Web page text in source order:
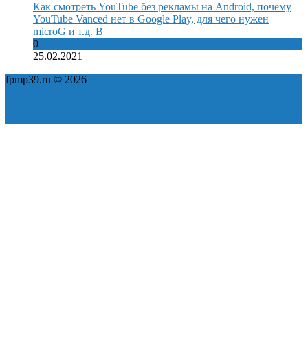
Как смотреть YouTube без рекламы на Android, почему
YouTube Vanced нет в Google Play, для чего нужен
microG и т.д. В
0
25.02.2021
fpmp39.ru © 2026